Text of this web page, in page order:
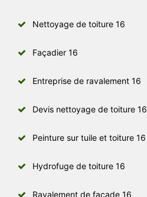
Nettoyage de toiture 16
Façadier 16
Entreprise de ravalement 16
Devis nettoyage de toiture 16
Peinture sur tuile et toiture 16
Hydrofuge de toiture 16
Ravalement de façade 16